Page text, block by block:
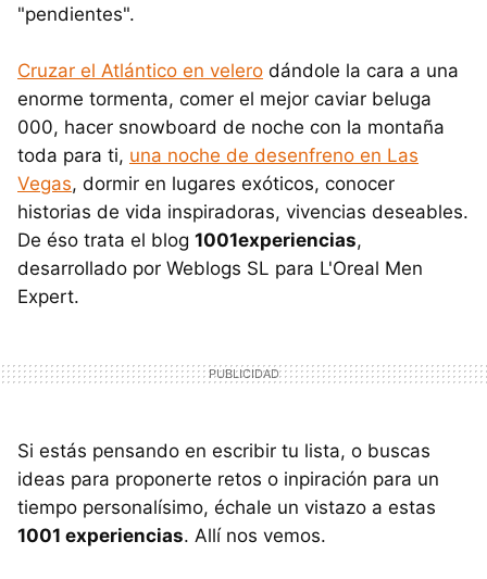
"pendientes".
Cruzar el Atlántico en velero dándole la cara a una
enorme tormenta, comer el mejor caviar beluga
000, hacer snowboard de noche con la montaña
toda para ti, una noche de desenfreno en Las
Vegas, dormir en lugares exóticos, conocer
historias de vida inspiradoras, vivencias deseables.
De éso trata el blog 1001experiencias,
desarrollado por Weblogs SL para L'Oreal Men
Expert.
Si estás pensando en escribir tu lista, o buscas
ideas para proponerte retos o inpiración para un
tiempo personalísimo, échale un vistazo a estas
1001 experiencias. Allí nos vemos.